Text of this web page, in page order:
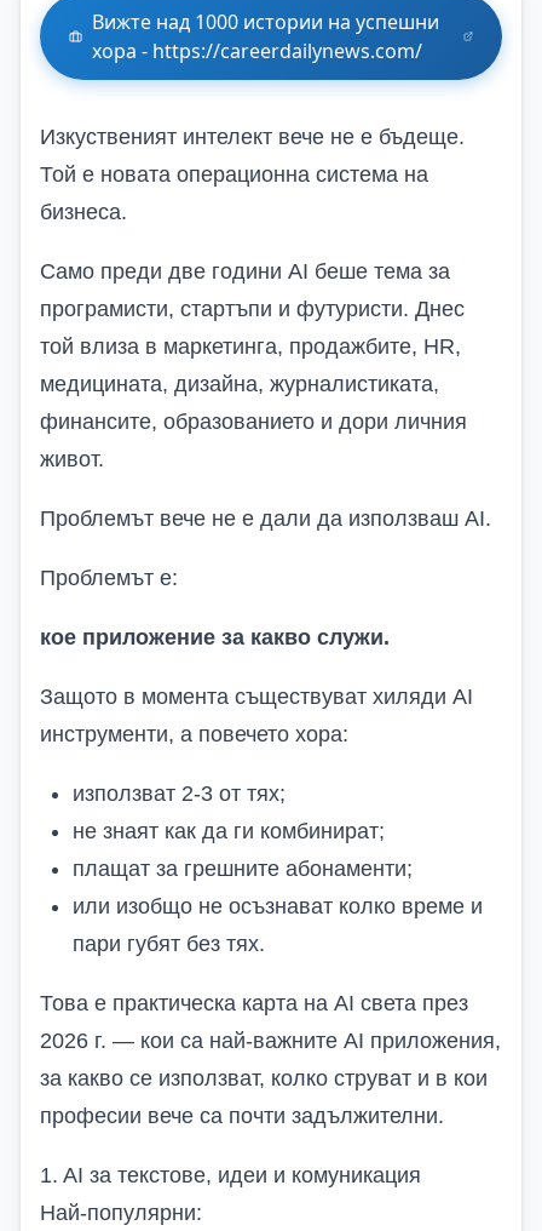
Вижте над 1000 истории на успешни
хора - https://careerdailynews.com/
Изкуственият интелект вече не е бъдеще.
Той е новата операционна система на
бизнеса.
Само преди две години AI беше тема за
програмисти, стартъпи и футуристи. Днес
той влиза в маркетинга, продажбите, HR,
медицината, дизайна, журналистиката,
финансите, образованието и дори личния
живот.
Проблемът вече не е дали да използваш AI.
Проблемът е:
кое приложение за какво служи.
Защото в момента съществуват хиляди AI
инструменти, а повечето хора:
използват 2-3 от тях;
не знаят как да ги комбинират;
плащат за грешните абонаменти;
или изобщо не осъзнават колко време и
пари губят без тях.
Това е практическа карта на AI света през
2026 г. — кои са най-важните AI приложения,
за какво се използват, колко струват и в кои
професии вече са почти задължителни.
1. AI за текстове, идеи и комуникация
Най-популярни: